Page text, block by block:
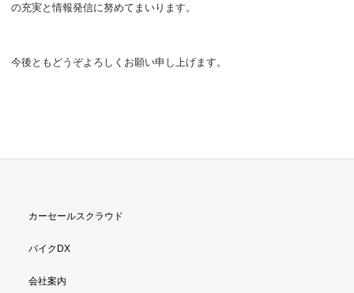
の充実と情報発信に努めてまいります。
今後ともどうぞよろしくお願い申し上げます。
カーセールスクラウド
バイクDX
会社案内